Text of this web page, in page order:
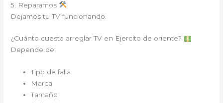
5. Reparamos
Dejamos tu TV funcionando.
¿Cuánto cuesta arreglar TV en Ejercito de oriente?
Depende de:
Tipo de falla
Marca
Tamaño